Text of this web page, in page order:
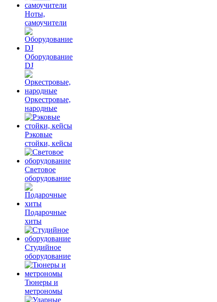
Ноты,
самоучители
Оборудование
DJ
Оркестровые,
народные
Рэковые
стойки, кейсы
Световое
оборудование
Подарочные
хиты
Студийное
оборудование
Тюнеры и
метрономы